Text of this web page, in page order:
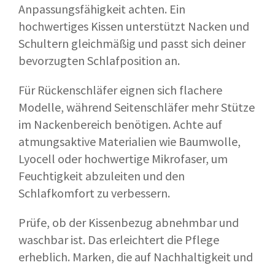
Anpassungsfähigkeit achten. Ein
hochwertiges Kissen unterstützt Nacken und
Schultern gleichmäßig und passt sich deiner
bevorzugten Schlafposition an.
Für Rückenschläfer eignen sich flachere
Modelle, während Seitenschläfer mehr Stütze
im Nackenbereich benötigen. Achte auf
atmungsaktive Materialien wie Baumwolle,
Lyocell oder hochwertige Mikrofaser, um
Feuchtigkeit abzuleiten und den
Schlafkomfort zu verbessern.
Prüfe, ob der Kissenbezug abnehmbar und
waschbar ist. Das erleichtert die Pflege
erheblich. Marken, die auf Nachhaltigkeit und